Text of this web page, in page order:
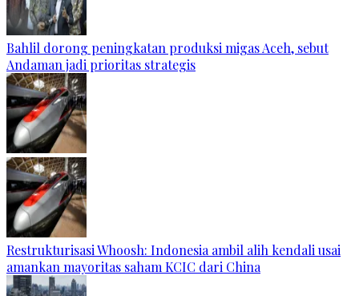
Bahlil dorong peningkatan produksi migas Aceh, sebut
Andaman jadi prioritas strategis
Restrukturisasi Whoosh: Indonesia ambil alih kendali usai
amankan mayoritas saham KCIC dari China